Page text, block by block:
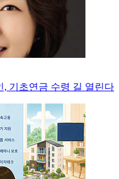
, 기초연금 수령 길 열린다